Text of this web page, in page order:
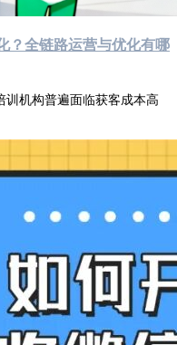
？全链路运营与优化有哪
机构普遍面临获客成本高